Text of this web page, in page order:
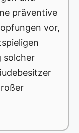
präventive
vor,
solcher